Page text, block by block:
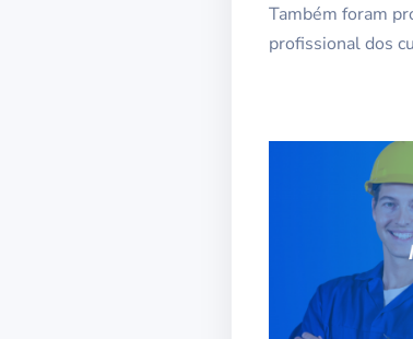
Também foram
profissional dos